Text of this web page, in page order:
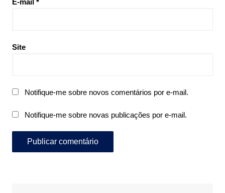
E-mail *
Site
Notifique-me sobre novos comentários por e-mail.
Notifique-me sobre novas publicações por e-mail.